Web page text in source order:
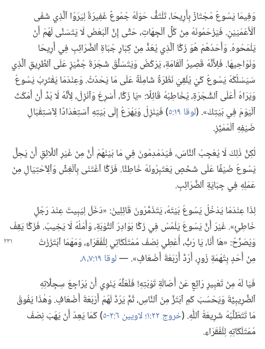
وَفِيمَا يَسُوعُ مُجْتَازٌ بِأَرِيحَا،‏ تَلْتَفُّ حَوْلَهُ جُمُوعٌ غَفِيرَةٌ لِيَرَوُا ٱلَّذِي شَفَى
ٱلْأَعْمَيَيْنِ.‏ فَيَزْحَمُونَهُ مِنْ كُلِّ ٱلْجِهَاتِ،‏ حَتَّى إِنَّ ٱلْبَعْضَ لَا يَتَسَنَّى لَهُمْ أَنْ
يَلْمَحُوهُ.‏ وَأَحَدُهُمْ هُوَ زَكَّا ٱلَّذِي يُعَدُّ مِنْ كِبَارِ جُبَاةِ ٱلضَّرَائِبِ فِي أَرِيحَا
وَنَوَاحِيهَا.‏ فَلِأَنَّهُ قَصِيرُ ٱلْقَامَةِ،‏ يَرْكُضُ وَيَتَسَلَّقُ شَجَرَةَ جُمَّيْزٍ عَلَى ٱلطَّرِيقِ ٱلَّذِي
سَيَسْلُكُهُ يَسُوعُ كَيْ يُلْقِيَ نَظْرَةً شَامِلَةً عَلَى مَا يَحْدُثُ.‏ وَعِنْدَمَا يَقْتَرِبُ يَسُوعُ
وَيَرَاهُ أَعْلَى ٱلشَّجَرَةِ،‏ يُخَاطِبُهُ قَائِلًا:‏ «يَا زَكَّا،‏ أَسْرِعْ وَٱنْزِلْ،‏ لِأَنَّهُ لَا بُدَّ أَنْ أَمْكُثَ
ٱلْيَوْمَ فِي بَيْتِكَ».‏ (‏لوقا ١٩:‏٥
‏)‏ فَيَنْزِلُ وَيَهْرَعُ إِلَى بَيْتِهِ ٱسْتِعْدَادًا لِٱسْتِقْبَالِ
ضَيْفِهِ ٱلْمُمَيَّزِ.‏
لٰكِنَّ ذٰلِكَ لَا يُعْجِبُ ٱلنَّاسَ،‏ فَيُدَمْدِمُونَ فِي مَا بَيْنَهُمْ أَنَّ مِنْ غَيْرِ ٱللَّائِقِ أَنْ يَحِلَّ
يَسُوعُ ضَيْفًا عَلَى شَخْصٍ يَعْتَبِرُونَهُ خَاطِئًا.‏ فَزَكَّا ٱغْتَنَى بِٱلْغِشِّ وَٱلِٱحْتِيَالِ مِنْ
عَمَلِهِ فِي جِبَايَةِ ٱلضَّرَائِبِ.‏
لِذَا عِنْدَمَا يَدْخُلُ يَسُوعُ بَيْتَهُ،‏ يَتَذَمَّرُونَ قَائِلِينَ:‏ «دَخَلَ لِيَبِيتَ عِنْدَ رَجُلٍ
خَاطِئٍ».‏ غَيْرَ أَنَّ يَسُوعَ يَلْمُسُ فِي زَكَّا بَوَادِرَ ٱلتَّوْبَةِ،‏ وَأَمَلُهُ لَا يَخِيبُ.‏ فَزَكَّا يَقِفُ
وَيُصَرِّحُ:‏ «هَا أَنَا،‏يَا رَبُّ،‏ أُعْطِي نِصْفَ مُمْتَلَكَاتِي لِلْفُقَرَاءِ،‏ وَمَهْمَا ٱبْتَزَزْتُ
مِنْ أَحَدٍ بِتُهْمَةِ زُورٍ،‏ أَرُدَّ أَرْبَعَةَ أَضْعَافٍ».‏ —‏لوقا ١٩:‏​٧،‏ ٨
‏.‏
فَيَا لَهُ مِنْ تَعْبِيرٍ رَائِعٍ عَنْ أَصَالَةِ تَوْبَتِهِ!‏ فَلَعَلَّهُ يَنْوِي أَنْ يُرَاجِعَ سِجِلَّاتِهِ
ٱلضَّرِيبِيَّةَ وَيَحْسُبَ كَمِ ٱبْتَزَّ مِنَ ٱلنَّاسِ،‏ ثُمَّ يَرُدَّ لَهُمْ أَرْبَعَةَ أَضْعَافٍ.‏ وَهٰذَا يَفُوقُ
مَا تَتَطَلَّبُهُ شَرِيعَةُ ٱللّٰهِ.‏ (‏خروج ٢٢:‏١؛‏ لاويين ٦:‏​٢-‏٥
‏)‏ كَمَا يَعِدُ أَنْ يَهَبَ نِصْفَ
مُمْتَلَكَاتِهِ لِلْفُقَرَاءِ.‏